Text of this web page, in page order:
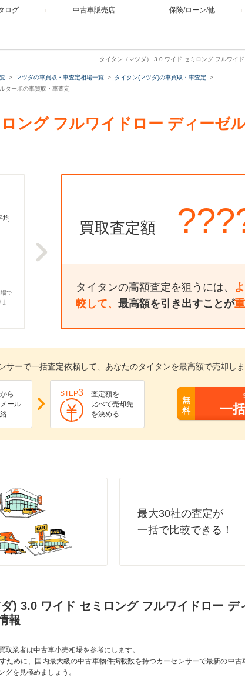
ログ 中古車販売店 保険/ローン/他
タイタン（マツダ） 3.0 ワイド セミロング フルワイ
マツダの車買取・車査定相場一覧
タイタン(マツダ)の車買取・車査定
ターボの車買取・車査定
ング フルワイドロー ディーゼル
均
で
買取査定額
タイタンの高額査定を狙うには、
較して、 最高額を引き出すことが
サーで一括査定依頼して、あなたのタイタンを最高額で売却しま
ら
ール
STEP3
査定額を
比べて売却先
を決める
無
料
一
最大30社の査定が
一括で比較できる！
) 3.0 ワイド セミロング フルワイドロー デ
報
業者は中古車小売相場を参考にします。
ために、国内最大級の中古車物件掲載数を持つカーセンサーで最新の中古
を見極めましょう。